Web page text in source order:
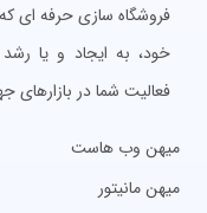
فروشگاه سازی حرفه ای
خود، به ایجاد و یا
فعالیت شما در بازارهای
میهن وب هاست
میهن مانیتور